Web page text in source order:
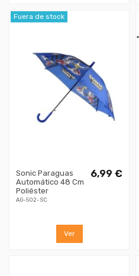
Fuera de stock
Sonic Paraguas
Automático 48 Cm
Poliéster
AG-502-SC
6,99 €
Ver